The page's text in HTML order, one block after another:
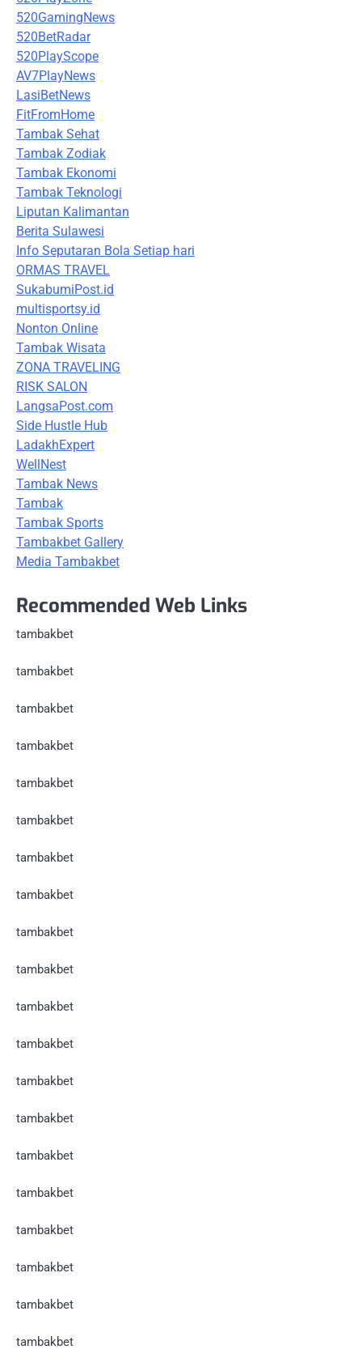
520GamingNews
520BetRadar
520PlayScope
AV7PlayNews
LasiBetNews
FitFromHome
Tambak Sehat
Tambak Zodiak
Tambak Ekonomi
Tambak Teknologi
Liputan Kalimantan
Berita Sulawesi
Info Seputaran Bola Setiap hari
ORMAS TRAVEL
SukabumiPost.id
multisportsy.id
Nonton Online
Tambak Wisata
ZONA TRAVELING
RISK SALON
LangsaPost.com
Side Hustle Hub
LadakhExpert
WellNest
Tambak News
Tambak
Tambak Sports
Tambakbet Gallery
Media Tambakbet
Recommended Web Links
tambakbet
tambakbet
tambakbet
tambakbet
tambakbet
tambakbet
tambakbet
tambakbet
tambakbet
tambakbet
tambakbet
tambakbet
tambakbet
tambakbet
tambakbet
tambakbet
tambakbet
tambakbet
tambakbet
tambakbet